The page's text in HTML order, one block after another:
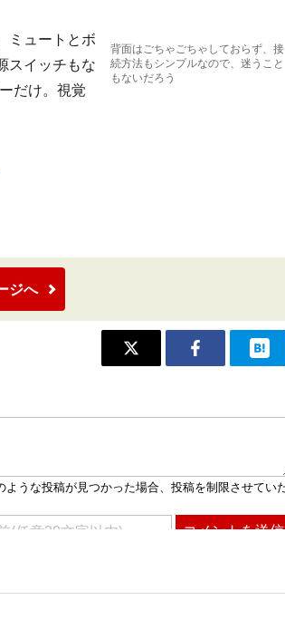
背面はごちゃごちゃしておらず、接
続方法もシンプルなので、迷うこと
もないだろう
ミュートとボ
スイッチもな
だけ。視覚
ジへ